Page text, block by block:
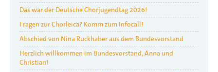
Das war der Deutsche Chorjugendtag 2026!
Fragen zur Chorleica? Komm zum Infocall!
Abschied von Nina Ruckhaber aus dem Bundesvorstand
Herzlich willkommen im Bundesvorstand, Anna und
Christian!